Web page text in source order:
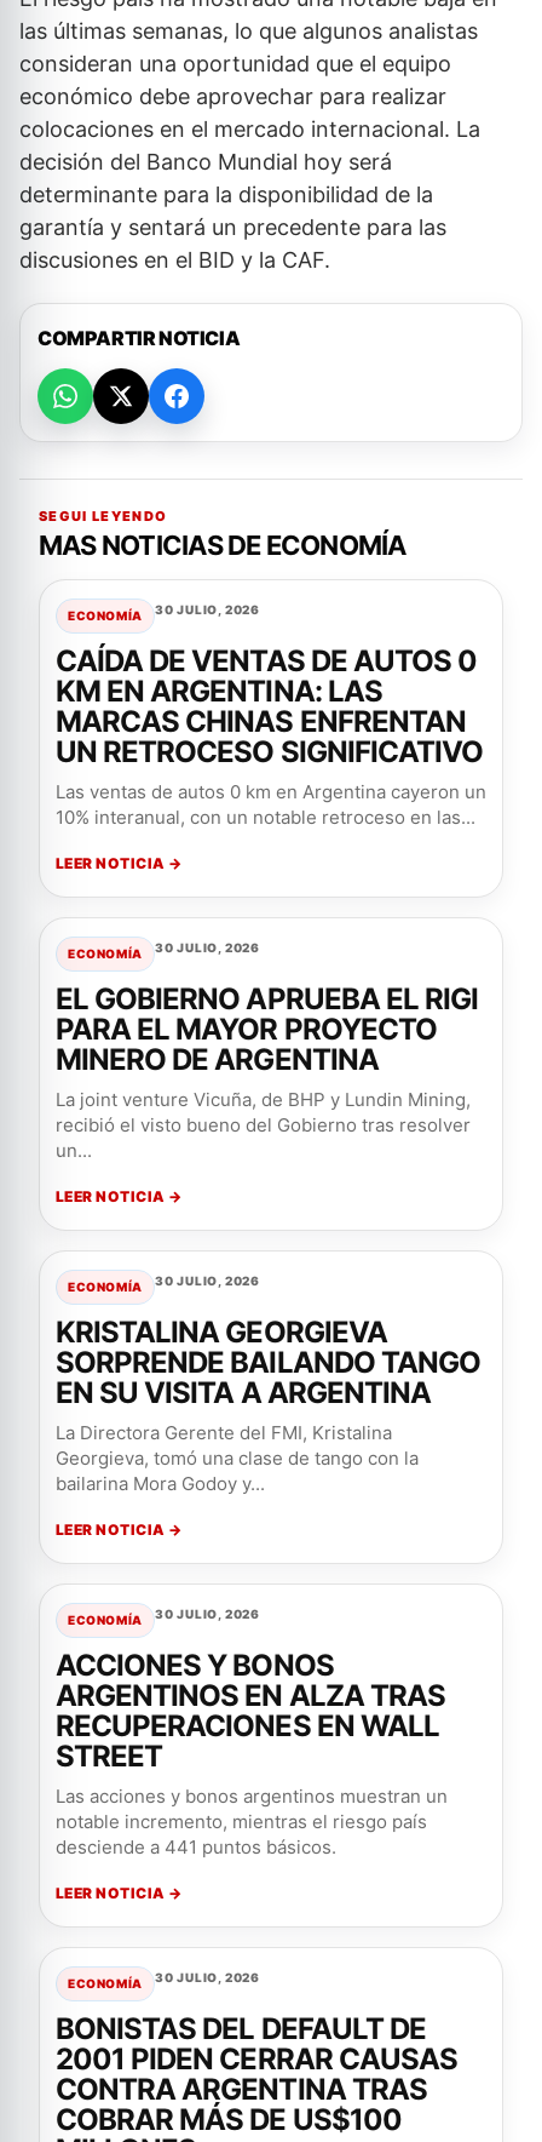
las últimas semanas, lo que algunos analistas
consideran una oportunidad que el equipo
económico debe aprovechar para realizar
colocaciones en el mercado internacional. La
decisión del Banco Mundial hoy será
determinante para la disponibilidad de la
garantía y sentará un precedente para las
discusiones en el BID y la CAF.
COMPARTIR NOTICIA
SEGUI LEYENDO
MAS NOTICIAS DE ECONOMÍA
ECONOMÍA 30 JULIO, 2026
CAÍDA DE VENTAS DE AUTOS 0
KM EN ARGENTINA: LAS
MARCAS CHINAS ENFRENTAN
UN RETROCESO SIGNIFICATIVO
Las ventas de autos 0 km en Argentina cayeron un
10% interanual, con un notable retroceso en las...
LEER NOTICIA →
ECONOMÍA 30 JULIO, 2026
EL GOBIERNO APRUEBA EL RIGI
PARA EL MAYOR PROYECTO
MINERO DE ARGENTINA
La joint venture Vicuña, de BHP y Lundin Mining,
recibió el visto bueno del Gobierno tras resolver
un...
LEER NOTICIA →
ECONOMÍA 30 JULIO, 2026
KRISTALINA GEORGIEVA
SORPRENDE BAILANDO TANGO
EN SU VISITA A ARGENTINA
La Directora Gerente del FMI, Kristalina
Georgieva, tomó una clase de tango con la
bailarina Mora Godoy y...
LEER NOTICIA →
ECONOMÍA 30 JULIO, 2026
ACCIONES Y BONOS
ARGENTINOS EN ALZA TRAS
RECUPERACIONES EN WALL
STREET
Las acciones y bonos argentinos muestran un
notable incremento, mientras el riesgo país
desciende a 441 puntos básicos.
LEER NOTICIA →
ECONOMÍA 30 JULIO, 2026
BONISTAS DEL DEFAULT DE
2001 PIDEN CERRAR CAUSAS
CONTRA ARGENTINA TRAS
COBRAR MÁS DE US$100